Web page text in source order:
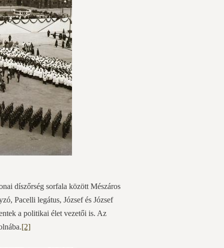
díszőrség sorfala között Mészáros
Pacelli legátus, József és József
a politikai élet vezetői is. Az
[2]